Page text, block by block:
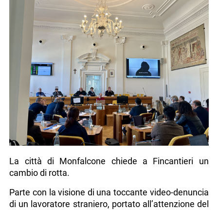
La città di Monfalcone chiede a Fincantieri un
cambio di rotta.
Parte con la visione di una toccante video-denuncia
di un lavoratore straniero, portato all’attenzione del